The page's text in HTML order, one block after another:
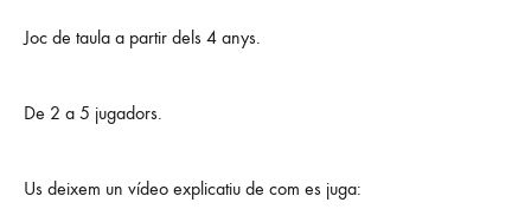
Joc de taula a partir dels 4 anys.
De 2 a 5 jugadors.
Us deixem un vídeo explicatiu de com es juga: